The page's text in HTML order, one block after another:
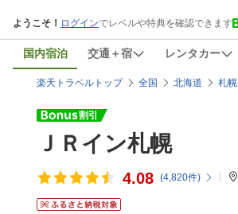
国内宿泊 交通＋宿 レンタカー
楽天トラベルトップ 全国 北海道 札幌
ＪＲイン札幌
4.08 (4,820件)